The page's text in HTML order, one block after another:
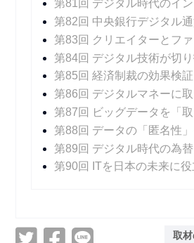
第85回 経済制裁の効果検証
第89回 デジタル時代の為替
取